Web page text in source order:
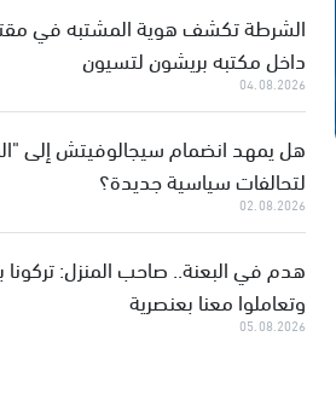
الشرطة تكشف هوية المشتبه في
داخل مكتبه بريشون لتسيون
04.08.2026
هل يمهد انضمام سيجالوفيتش إلى
لتحالفات سياسية جديدة؟
02.08.2026
هدم في البعنة.. صاحب المنزل: تركونا
وتعاملوا معنا بعنصرية
05.08.2026